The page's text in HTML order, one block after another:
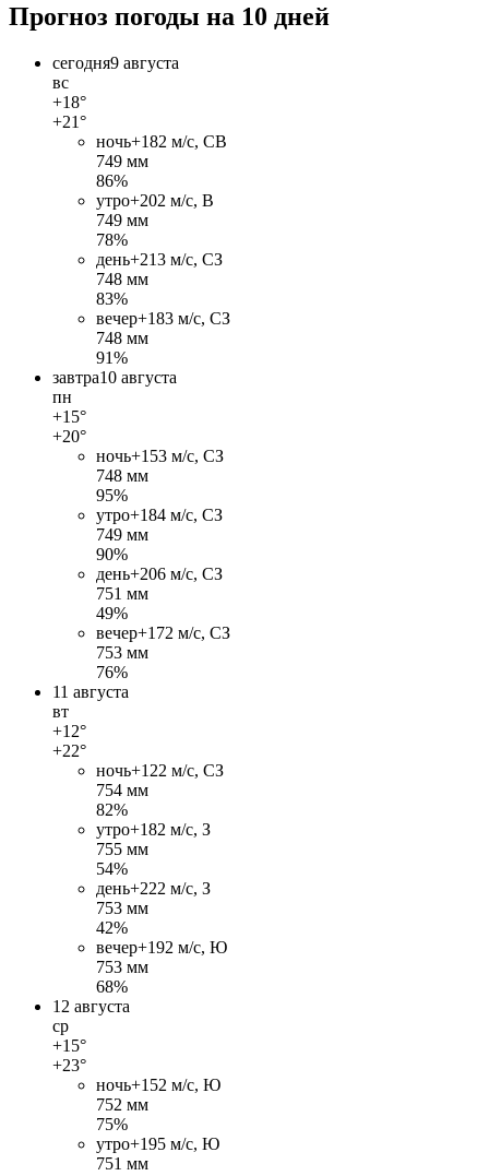
Прогноз погоды на 10 дней
сегодня9 августа
вс
+18°
+21°
ночь+182 м/c, СВ
749 мм
86%
утро+202 м/c, В
749 мм
78%
день+213 м/c, СЗ
748 мм
83%
вечер+183 м/c, СЗ
748 мм
91%
завтра10 августа
пн
+15°
+20°
ночь+153 м/c, СЗ
748 мм
95%
утро+184 м/c, СЗ
749 мм
90%
день+206 м/c, СЗ
751 мм
49%
вечер+172 м/c, СЗ
753 мм
76%
11 августа
вт
+12°
+22°
ночь+122 м/c, СЗ
754 мм
82%
утро+182 м/c, З
755 мм
54%
день+222 м/c, З
753 мм
42%
вечер+192 м/c, Ю
753 мм
68%
12 августа
ср
+15°
+23°
ночь+152 м/c, Ю
752 мм
75%
утро+195 м/c, Ю
751 мм